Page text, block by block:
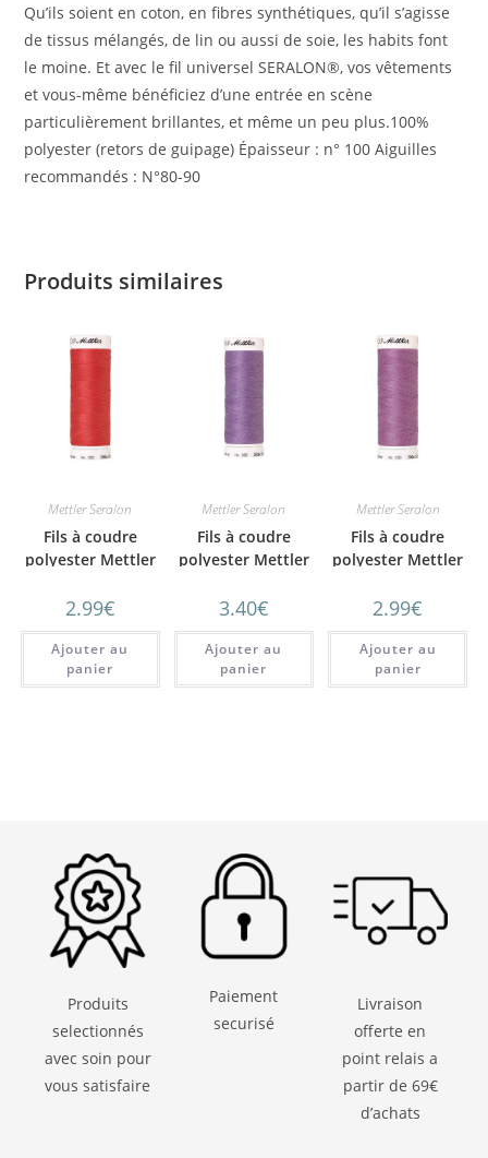
Qu’ils soient en coton, en fibres synthétiques, qu’il s’agisse
de tissus mélangés, de lin ou aussi de soie, les habits font
le moine. Et avec le fil universel SERALON®, vos vêtements
et vous-même bénéficiez d’une entrée en scène
particulièrement brillantes, et même un peu plus.100%
polyester (retors de guipage) Épaisseur : n° 100 Aiguilles
recommandés : N°80-90
Produits similaires
Mettler Seralon
Fils à coudre
polyester Mettler
N°89
2.99€
Ajouter au
panier
Mettler Seralon
Fils à coudre
polyester Mettler
N°9
3.40€
Ajouter au
panier
Mettler Seralon
Fils à coudre
polyester Mettler
n°57
2.99€
Ajouter au
panier
Produits
selectionnés
avec soin pour
vous satisfaire
Paiement
securisé
Livraison
offerte en
point relais a
partir de 69€
d’achats